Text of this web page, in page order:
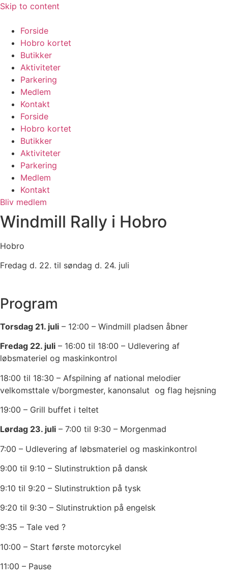
Skip to content
Forside
Hobro kortet
Butikker
Aktiviteter
Parkering
Medlem
Kontakt
Forside
Hobro kortet
Butikker
Aktiviteter
Parkering
Medlem
Kontakt
Bliv medlem
Windmill Rally i Hobro
Hobro
Fredag d. 22. til søndag d. 24. juli
Program
Torsdag 21. juli – 12:00 – Windmill pladsen åbner
Fredag 22. juli – 16:00 til 18:00 – Udlevering af
løbsmateriel og maskinkontrol
18:00 til 18:30 – Afspilning af national melodier
velkomsttale v/borgmester, kanonsalut og flag hejsning
19:00 – Grill buffet i teltet
Lørdag 23. juli – 7:00 til 9:30 – Morgenmad
7:00 – Udlevering af løbsmateriel og maskinkontrol
9:00 til 9:10 – Slutinstruktion på dansk
9:10 til 9:20 – Slutinstruktion på tysk
9:20 til 9:30 – Slutinstruktion på engelsk
9:35 – Tale ved ?
10:00 – Start første motorcykel
11:00 – Pause